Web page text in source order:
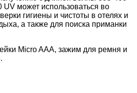
может использоваться во
гигиены и чистоты в отелях и
а также для поиска приманки
Micro AAA, зажим для ремня и